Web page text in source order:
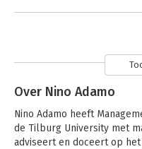
Over Nino Adamo
Nino Adamo heeft
de Tilburg University met
adviseert en doceert op